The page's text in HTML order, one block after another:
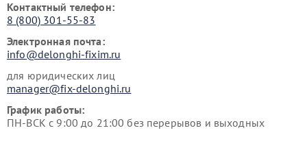
Контактный телефон:
8 (800) 301-55-83
Электронная почта:
info@delonghi-fixim.ru
для юридических лиц
manager@fix-delonghi.ru
График работы:
ПН-ВСК с 9:00 до 21:00 без перерывов и выходных